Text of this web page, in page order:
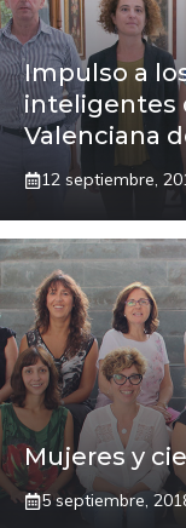
Impulso a
inteligentes
Valenciana
12 septiembre,
Mujeres y
5 septiembre,